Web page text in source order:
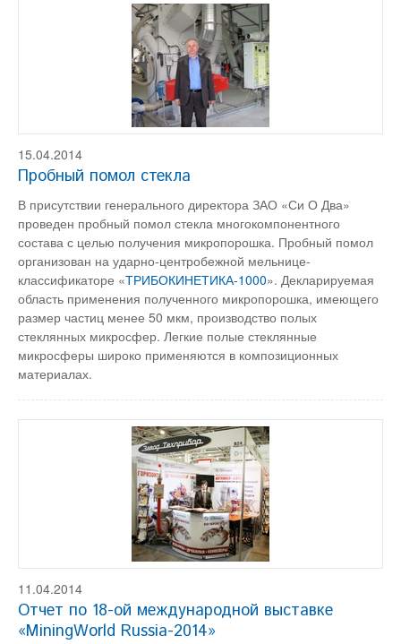
15.04.2014
Пробный помол стекла
В присутствии генерального директора ЗАО «Си О Два»
проведен пробный помол стекла многокомпонентного
состава с целью получения микропорошка. Пробный помол
организован на ударно-центробежной мельнице-
классификаторе «ТРИБОКИНЕТИКА-1000». Декларируемая
область применения полученного микропорошка, имеющего
размер частиц менее 50 мкм, производство полых
стеклянных микросфер. Легкие полые стеклянные
микросферы широко применяются в композиционных
материалах.
11.04.2014
Отчет по 18-ой международной выставке
«MiningWorld Russia-2014»